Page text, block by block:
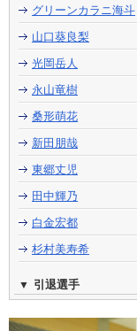
グリーンカラニ海斗
山口葵良梨
光岡岳人
永山竜樹
桑形萌花
新田朋哉
東郷丈児
田中輝乃
白金宏都
杉村美寿希
引退選手